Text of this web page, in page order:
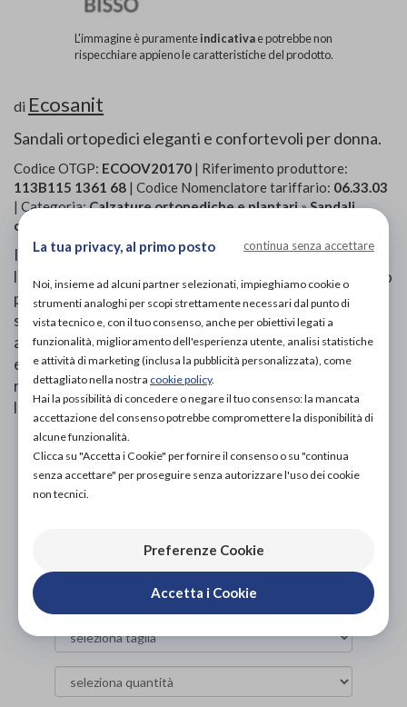
L'immagine è puramenteindicativae potrebbe non
rispecchiare appieno le caratteristiche del prodotto.
di Ecosanit
Sandali ortopedici eleganti e confortevoli per donna.
Codice OTGP: ECOOV20170 | Riferimento produttore:
113B115 1361 68 | Codice Nomenclatore tariffario: 06.33.03
| Categoria:Calzature ortopediche e plantari»Sandali
ortopedici
I Bisso - Sandali Ortopedici Cocco Chic Bronzosono
la scelta perfetta per chi cerca comfort e stile in un unico
prodotto. Realizzati con materiali di alta qualità, questi
sandali offrono un supporto ottimale per i piedi, grazie
alla suola anatomica e al plantare estraibile. Il design
elegante in color bronzo con dettagli in stile cocco li
rende ideali per ogni occasione, dal lavoro al tempo
libero.
PROVA E ACQUISTA IN NEGOZIO
DA98,00€
NON DISPONIBILE
La tua privacy, al primo posto continua senza accettare
Noi, insieme ad alcuni partner selezionati, impieghiamo cookie o
strumenti analoghi per scopi strettamente necessari dal punto di
vista tecnico e, con il tuo consenso, anche per obiettivi legati a
funzionalità, miglioramento dell'esperienza utente, analisi statistiche
e attività di marketing (inclusa la pubblicità personalizzata), come
dettagliato nella nostra cookie policy.
Hai la possibilità di concedere o negare il tuo consenso: la mancata
accettazione del consenso potrebbe compromettere la disponibilità di
alcune funzionalità.
Clicca su "Accetta i Cookie" per fornire il consenso o su "continua
senza accettare" per proseguire senza autorizzare l'uso dei cookie
non tecnici.
Preferenze Cookie
Accetta i Cookie